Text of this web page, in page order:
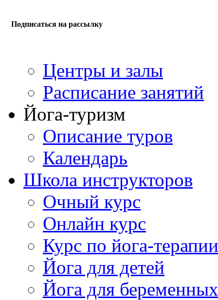
Подписаться на рассылку
Центры и залы
Расписание занятий
Йога-туризм
Описание туров
Календарь
Школа инструкторов
Очный курс
Онлайн курс
Курс по йога-терапии
Йога для детей
Йога для беременных